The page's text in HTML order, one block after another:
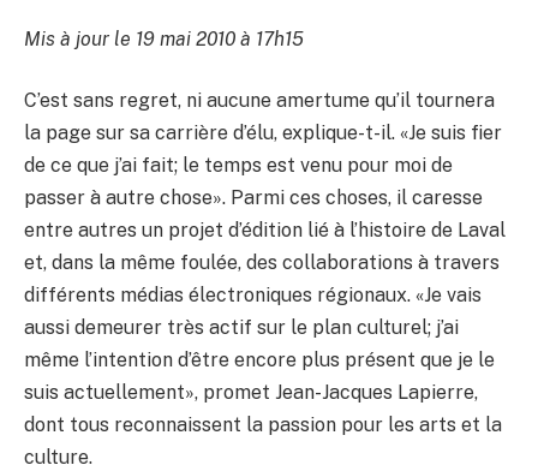
Mis à jour le 19 mai 2010 à 17h15
C’est sans regret, ni aucune amertume qu’il tournera
la page sur sa carrière d’élu, explique-t-il. «Je suis fier
de ce que j’ai fait; le temps est venu pour moi de
passer à autre chose». Parmi ces choses, il caresse
entre autres un projet d’édition lié à l’histoire de Laval
et, dans la même foulée, des collaborations à travers
différents médias électroniques régionaux. «Je vais
aussi demeurer très actif sur le plan culturel; j’ai
même l’intention d’être encore plus présent que je le
suis actuellement», promet Jean-Jacques Lapierre,
dont tous reconnaissent la passion pour les arts et la
culture.